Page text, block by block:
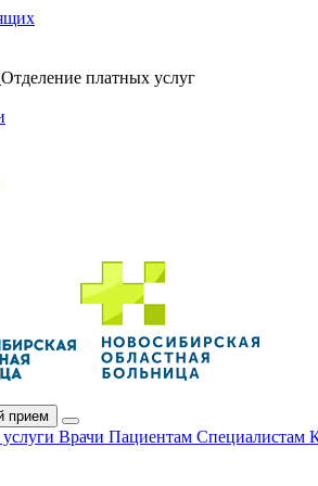
Отделение платных услуг
прием
Врачи Пациентам Специалистам